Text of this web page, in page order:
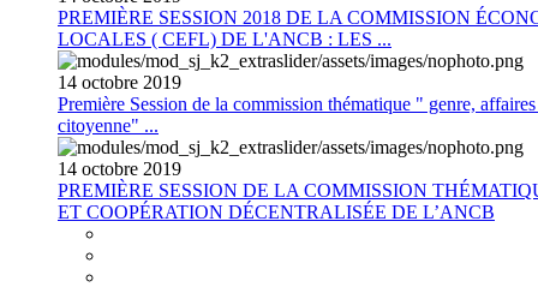
PREMIÈRE SESSION 2018 DE LA COMMISSION
LOCALES ( CEFL) DE L'ANCB : LES ...
14 octobre 2019
Première Session de la commission thématique " genre,
citoyenne" ...
14 octobre 2019
PREMIÈRE SESSION DE LA COMMISSION
ET COOPÉRATION DÉCENTRALISÉE DE L’ANCB